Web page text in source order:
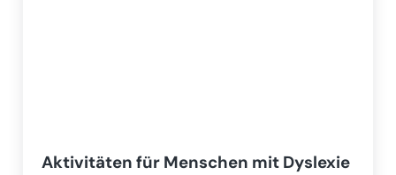
Aktivitäten für Menschen mit Dyslexie